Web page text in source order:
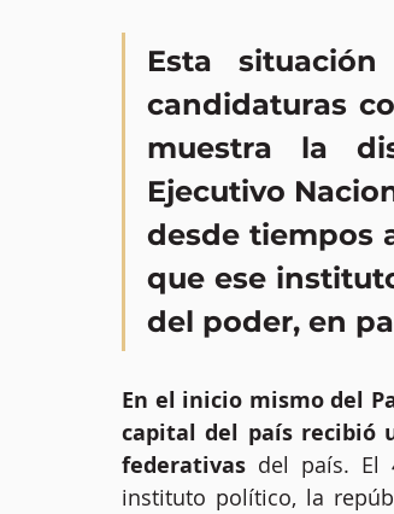
Esta
candidaturas
muestra la
Ejecutivo
desde tiempos
que ese
del poder, en
En el inicio mismo del
capital del país recibió
federativas del país. El
instituto político, la